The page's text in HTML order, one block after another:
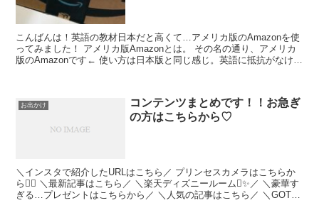
こんばんは！英語の教材日本だと高くて…アメリカ版のAmazonを使
ってみました！ アメリカ版Amazonとは。 その名の通り、アメリカ
版のAmazonです← 使い方は日本版と同じ感じ。英語に抵抗がなけれ
お出かけ
コンテンツまとめです！！お急ぎ
の方はこちらから♡
＼インスタで紹介したURLはこちら／ プリンセスカメラはこちらか
ら💁‍♀️ ＼最新記事はこちら／ ＼楽天ディズニールーム✨／ ＼豪華す
ぎる…プレゼントはこちらから／ ＼人気の記事はこちら／ ＼GOTO